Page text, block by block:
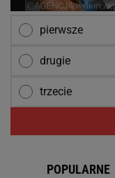
pierwsze
drugie
trzecie
POPULARNE